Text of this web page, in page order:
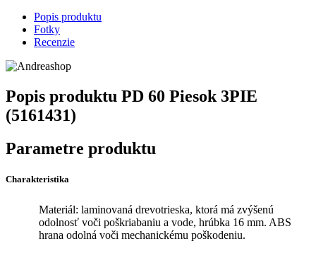
Popis produktu
Fotky
Recenzie
Popis produktu PD 60 Piesok 3PIE
(5161431)
Parametre produktu
Charakteristika
Materiál: laminovaná drevotrieska, ktorá má zvýšenú
odolnosť voči poškriabaniu a vode, hrúbka 16 mm. ABS
hrana odolná voči mechanickému poškodeniu.